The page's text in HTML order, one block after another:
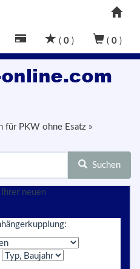
( 0 ) ( 0 )
für PKW ohne Esatz »
Suchen
neuen